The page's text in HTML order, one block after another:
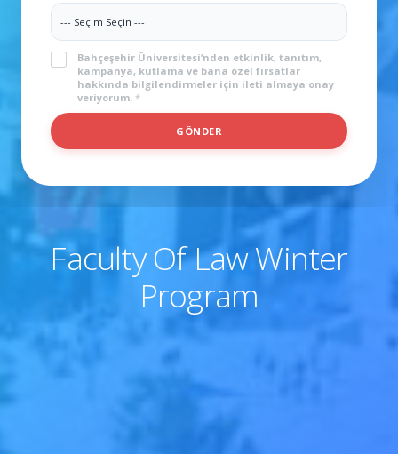
KVKK*
Bahçeşehir Üniversitesi’nden etkinlik, tanıtım,
kampanya, kutlama ve bana özel fırsatlar
hakkında bilgilendirmeler için ileti almaya onay
veriyorum. *
GÖNDER
Faculty Of Law Winter
Program